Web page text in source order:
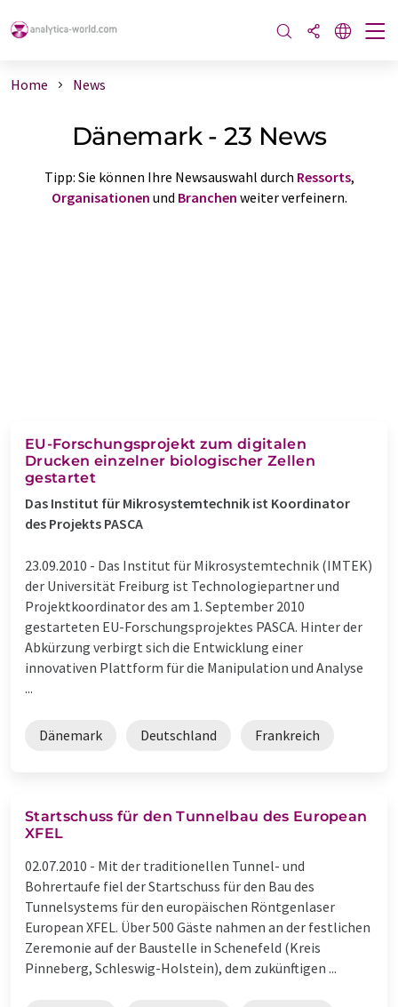
Home News
Dänemark - 23 News
Tipp: Sie können Ihre Newsauswahl durch Ressorts,
Organisationen und Branchen weiter verfeinern.
EU-Forschungsprojekt zum digitalen
Drucken einzelner biologischer Zellen
gestartet
Das Institut für Mikrosystemtechnik ist Koordinator
des Projekts PASCA
23.09.2010 - Das Institut für Mikrosystemtechnik (IMTEK)
der Universität Freiburg ist Technologiepartner und
Projektkoordinator des am 1. September 2010
gestarteten EU-Forschungsprojektes PASCA. Hinter der
Abkürzung verbirgt sich die Entwicklung einer
innovativen Plattform für die Manipulation und Analyse
...
Dänemark Deutschland Frankreich
Startschuss für den Tunnelbau des European
XFEL
02.07.2010 - Mit der traditionellen Tunnel- und
Bohrertaufe fiel der Startschuss für den Bau des
Tunnelsystems für den europäischen Röntgenlaser
European XFEL. Über 500 Gäste nahmen an der festlichen
Zeremonie auf der Baustelle in Schenefeld (Kreis
Pinneberg, Schleswig-Holstein), dem zukünftigen ...